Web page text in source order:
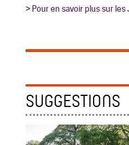
> Pour en savoir plus sur
SUGGESTIONS